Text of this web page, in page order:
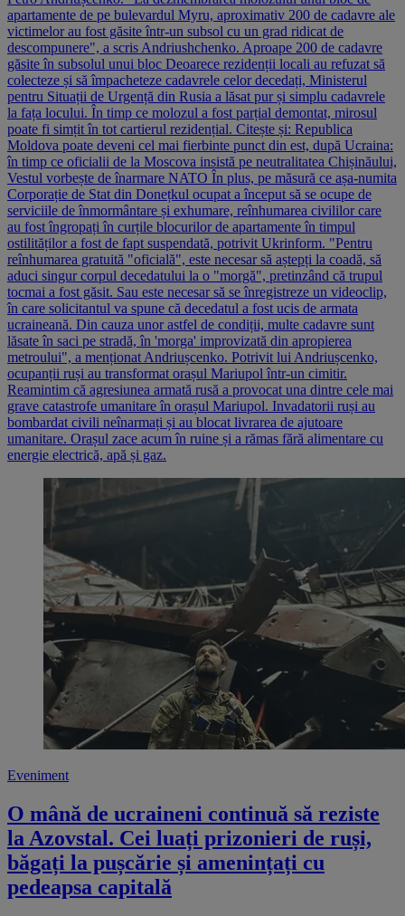
apartamente de pe bulevardul Myru, aproximativ 200 de cadavre ale
victimelor au fost găsite într-un subsol cu un grad ridicat de
descompunere", a scris Andriushchenko. Aproape 200 de cadavre
găsite în subsolul unui bloc Deoarece rezidenții locali au refuzat să
colecteze și să împacheteze cadavrele celor decedați, Ministerul
pentru Situații de Urgență din Rusia a lăsat pur și simplu cadavrele
la fața locului. În timp ce molozul a fost parțial demontat, mirosul
poate fi simțit în tot cartierul rezidențial. Citește și: Republica
Moldova poate deveni cel mai fierbinte punct din est, după Ucraina:
în timp ce oficialii de la Moscova insistă pe neutralitatea Chișinăului,
Vestul vorbește de înarmare NATO În plus, pe măsură ce așa-numita
Corporație de Stat din Donețkul ocupat a început să se ocupe de
serviciile de înmormântare și exhumare, reînhumarea civililor care
au fost îngropați în curțile blocurilor de apartamente în timpul
ostilităților a fost de fapt suspendată, potrivit Ukrinform. "Pentru
reînhumarea gratuită "oficială", este necesar să aștepți la coadă, să
aduci singur corpul decedatului la o "morgă", pretinzând că trupul
tocmai a fost găsit. Sau este necesar să se înregistreze un videoclip,
în care solicitantul va spune că decedatul a fost ucis de armata
ucraineană. Din cauza unor astfel de condiții, multe cadavre sunt
lăsate în saci pe stradă, în 'morga' improvizată din apropierea
metroului", a menționat Andriușcenko. Potrivit lui Andriușcenko,
ocupanții ruși au transformat orașul Mariupol într-un cimitir.
Reamintim că agresiunea armată rusă a provocat una dintre cele mai
grave catastrofe umanitare în orașul Mariupol. Invadatorii ruși au
bombardat civili neînarmați și au blocat livrarea de ajutoare
umanitare. Orașul zace acum în ruine și a rămas fără alimentare cu
energie electrică, apă și gaz.
Eveniment
O mână de ucraineni continuă să reziste
la Azovstal. Cei luați prizonieri de ruși,
băgați la pușcărie și amenințați cu
pedeapsa capitală